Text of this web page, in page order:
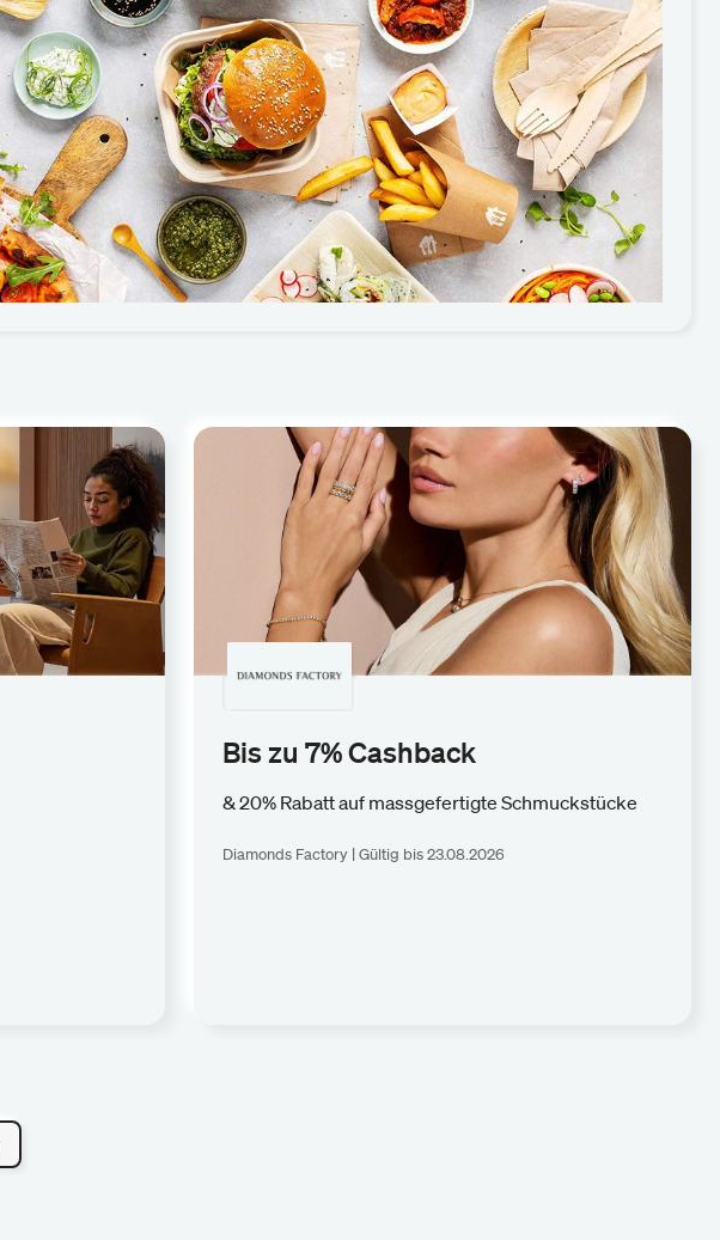
Bis zu 7% Cashback
& 20% Rabatt auf massgefertigte Schmuckstücke
Diamonds Factory | Gültig bis 23.08.2026